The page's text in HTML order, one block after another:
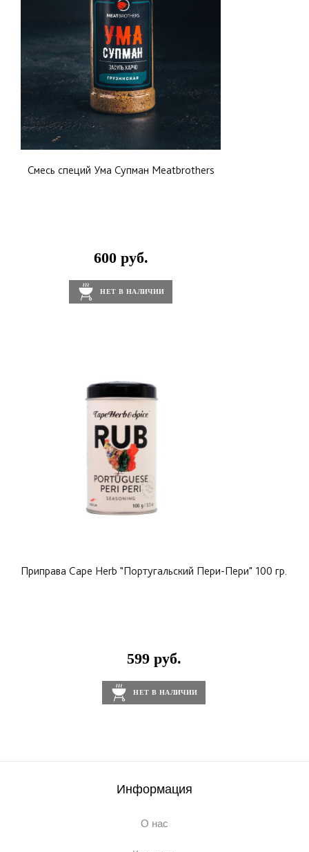
Смесь специй Ума Супман Meatbrothers
600 руб.
НЕТ В НАЛИЧИИ
Приправа Cape Herb "Португальский Пери-Пери" 100 гр.
599 руб.
НЕТ В НАЛИЧИИ
Информация
О нас